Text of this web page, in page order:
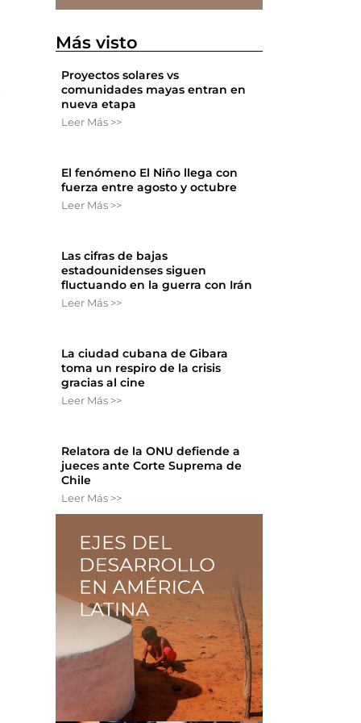
Más visto
Proyectos solares vs
comunidades mayas entran en
nueva etapa
Leer Más >>
El fenómeno El Niño llega con
fuerza entre agosto y octubre
Leer Más >>
Las cifras de bajas
estadounidenses siguen
fluctuando en la guerra con Irán
Leer Más >>
La ciudad cubana de Gibara
toma un respiro de la crisis
gracias al cine
Leer Más >>
Relatora de la ONU defiende a
jueces ante Corte Suprema de
Chile
Leer Más >>